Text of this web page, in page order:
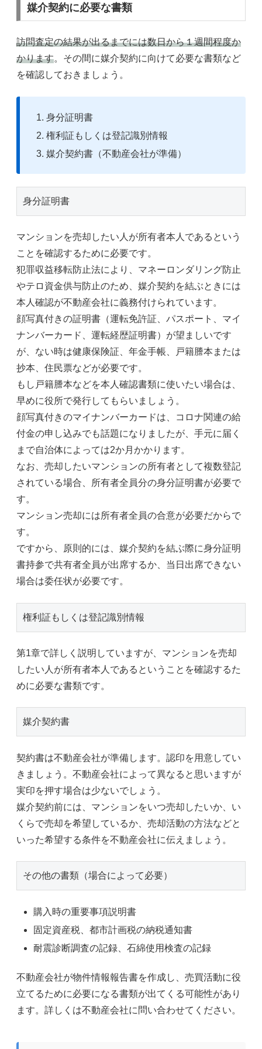
媒介契約に必要な書類
訪問査定の結果が出るまでには数日から１週間程度か
かります。その間に媒介契約に向けて必要な書類など
を確認しておきましょう。
身分証明書
権利証もしくは登記識別情報
媒介契約書（不動産会社が準備）
身分証明書
マンションを売却したい人が所有者本人であるという
ことを確認するために必要です。
犯罪収益移転防止法により、マネーロンダリング防止
やテロ資金供与防止のため、媒介契約を結ぶときには
本人確認が不動産会社に義務付けられています。
顔写真付きの証明書（運転免許証、パスポート、マイ
ナンバーカード、運転経歴証明書）が望ましいです
が、ない時は健康保険証、年金手帳、戸籍謄本または
抄本、住民票などが必要です。
もし戸籍謄本などを本人確認書類に使いたい場合は、
早めに役所で発行してもらいましょう。
顔写真付きのマイナンバーカードは、コロナ関連の給
付金の申し込みでも話題になりましたが、手元に届く
まで自治体によっては2か月かかります。
なお、売却したいマンションの所有者として複数登記
されている場合、所有者全員分の身分証明書が必要で
す。
マンション売却には所有者全員の合意が必要だからで
す。
ですから、原則的には、媒介契約を結ぶ際に身分証明
書持参で共有者全員が出席するか、当日出席できない
場合は委任状が必要です。
権利証もしくは登記識別情報
第1章で詳しく説明していますが、マンションを売却
したい人が所有者本人であるということを確認するた
めに必要な書類です。
媒介契約書
契約書は不動産会社が準備します。認印を用意してい
きましょう。不動産会社によって異なると思いますが
実印を押す場合は少ないでしょう。
媒介契約前には、マンションをいつ売却したいか、い
くらで売却を希望しているか、売却活動の方法などと
いった希望する条件を不動産会社に伝えましょう。
その他の書類（場合によって必要）
購入時の重要事項説明書
固定資産税、都市計画税の納税通知書
耐震診断調査の記録、石綿使用検査の記録
不動産会社が物件情報報告書を作成し、売買活動に役
立てるために必要になる書類が出てくる可能性があり
ます。詳しくは不動産会社に問い合わせてください。